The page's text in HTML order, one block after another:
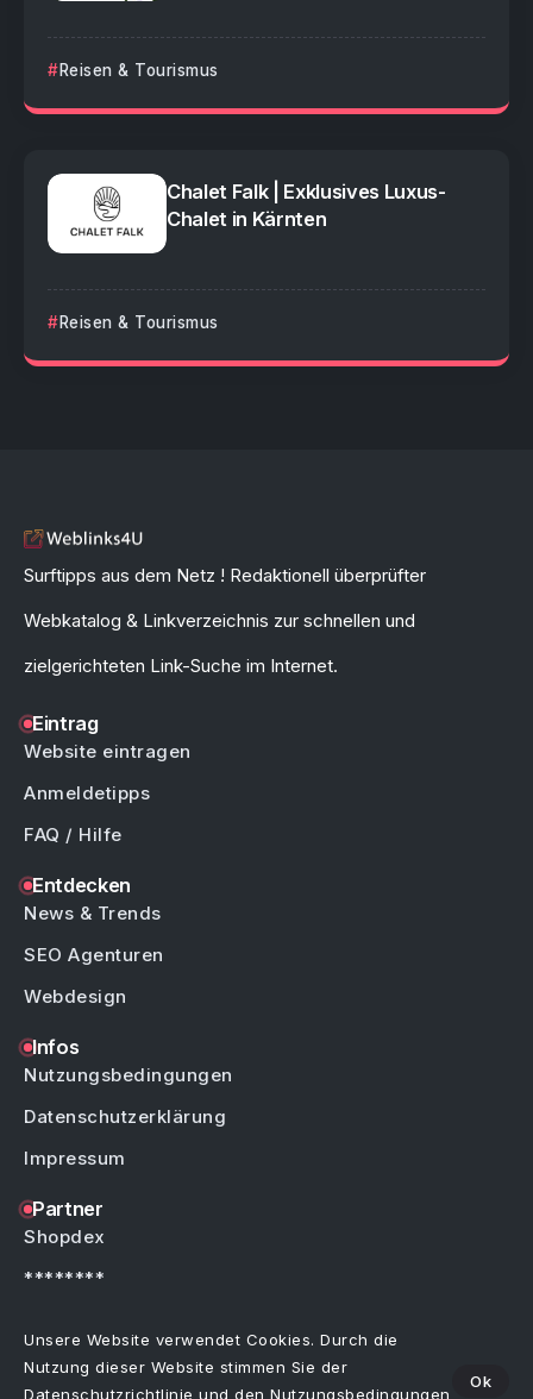
Reisen & Tourismus
Chalet Falk | Exklusives Luxus-
Chalet in Kärnten
Reisen & Tourismus
Surftipps aus dem Netz ! Redaktionell überprüfter
Webkatalog & Linkverzeichnis zur schnellen und
zielgerichteten Link-Suche im Internet.
Eintrag
Website eintragen
Anmeldetipps
FAQ / Hilfe
Entdecken
News & Trends
SEO Agenturen
Webdesign
Infos
Nutzungsbedingungen
Datenschutzerklärung
Impressum
Partner
Shopdex
********
Copyright © by Weblinks4U.de – Alle Rechte vorbehalten.
Unsere Website verwendet Cookies. Durch die
Nutzung dieser Website stimmen Sie der
Datenschutzrichtlinie und den Nutzungsbedingungen
Ok